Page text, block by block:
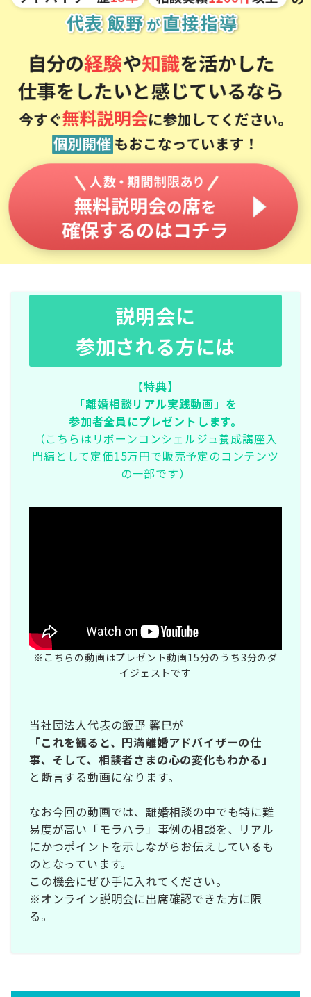
説明会に
参加される方には
【特典】
「離婚相談リアル実践動画」を
参加者全員にプレゼントします。
（こちらはリボーンコンシェルジュ養成講座入
門編として定価15万円で販売予定のコンテンツ
の一部です）
※こちらの動画はプレゼント動画15分のうち3分のダ
イジェストです
当社団法人代表の飯野 馨巳が
「これを観ると、円満離婚アドバイザーの仕
事、そして、相談者さまの心の変化もわかる」
と断言する動画になります。
なお今回の動画では、離婚相談の中でも特に難
易度が高い「モラハラ」事例の相談を、 リアル
にかつポイントを示しながらお伝えしているも
のとなっています。
この機会にぜひ手に入れてください。
※オンライン説明会に出席確認できた方に限
る。